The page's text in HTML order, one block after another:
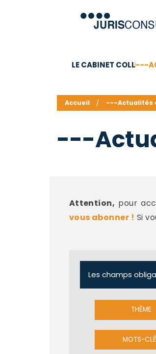
LE CABINET COLL---
Accueil ---Actualités
---
Attention, pour
vous abonner ! Si
Les champs
THÈME
MOTS-